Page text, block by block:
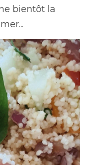
bientôt la